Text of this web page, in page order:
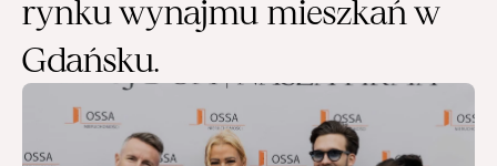
rynku wynajmu mieszkań w
Gdańsku.